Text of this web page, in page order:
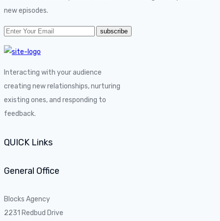
new episodes.
Interacting with your audience
creating new relationships, nurturing
existing ones, and responding to
feedback.
QUICK Links
General Office
Blocks Agency
2231 Redbud Drive